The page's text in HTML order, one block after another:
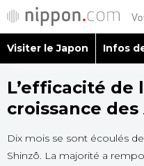
Visiter le Japon
Visiter le Japon Infos
L’efficacité de
croissance
Dix mois se sont écoulés
Shinzô. La majorité a